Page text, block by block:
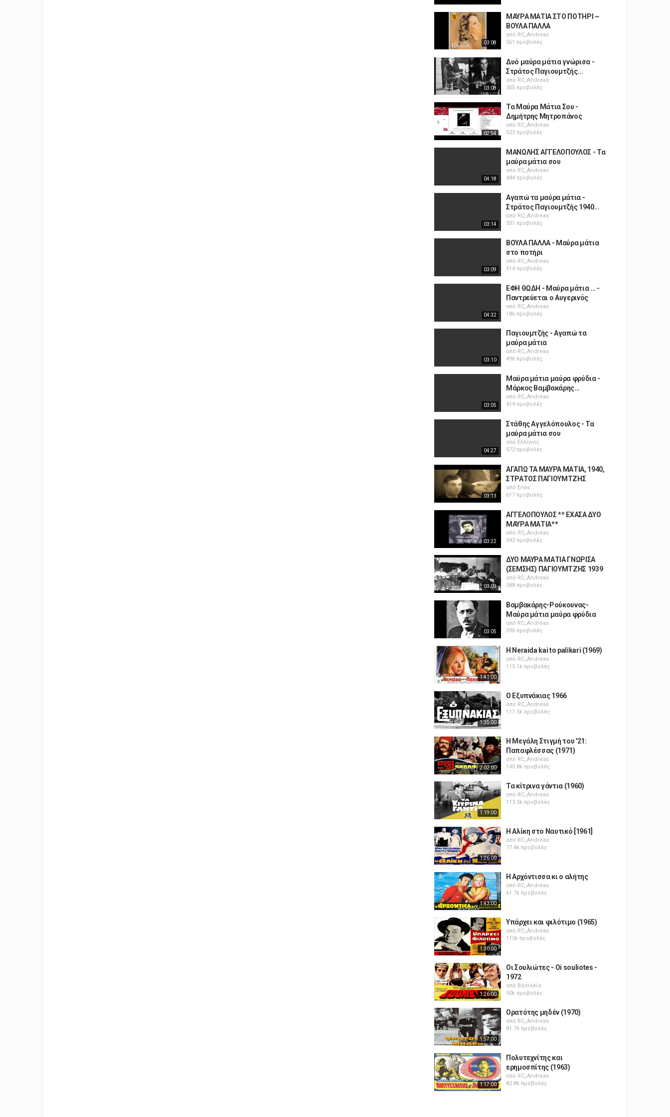
03:08
ΜΑΥΡΑ ΜΑΤΙΑ ΣΤΟ ΠΟΤΗΡΙ ~
ΒΟΥΛΑ ΠΑΛΛΑ
από RC_Andreas
561 προβολές
03:08
Δυό μαύρα μάτια γνώρισα -
Στράτος Παγιουμτζής...
από RC_Andreas
305 προβολές
02:54
Τα Μαύρα Μάτια Σου -
Δημήτρης Μητροπάνος
από RC_Andreas
523 προβολές
04:18
ΜΑΝΩΛΗΣ ΑΓΓΕΛΟΠΟΥΛΟΣ - Τα
μαύρα μάτια σου
από RC_Andreas
484 προβολές
03:14
Αγαπώ τα μαύρα μάτια -
Στράτος Παγιουμτζής 1940...
από RC_Andreas
331 προβολές
03:09
ΒΟΥΛΑ ΠΑΛΛΑ - Μαύρα μάτια
στο ποτήρι
από RC_Andreas
514 προβολές
04:32
ΕΦΗ ΘΩΔΗ - Μαύρα μάτια ... -
Παντρεύεται ο Αυγερινός
από RC_Andreas
186 προβολές
03:10
Παγιουμτζής - Αγαπώ τα
μαύρα μάτια
από RC_Andreas
496 προβολές
03:05
Μαύρα μάτια μαύρα φρύδια -
Mάρκος Βαμβακάρης...
από RC_Andreas
414 προβολές
04:27
Στάθης Αγγελόπουλος - Τα
μαύρα μάτια σου
απόΈλληνας
572 προβολές
03:13
ΑΓΑΠΩ ΤΑ ΜΑΥΡΑ ΜΑΤΙΑ, 1940,
ΣΤΡΑΤΟΣ ΠΑΓΙΟΥΜΤΖΗΣ
από Enas
617 προβολές
03:22
ΑΓΓΕΛΟΠΟΥΛΟΣ ** ΕΧΑΣΑ ΔΥΟ
ΜΑΥΡΑ ΜΑΤΙΑ**
από RC_Andreas
542 προβολές
03:09
ΔΥΟ ΜΑΥΡΑ ΜΑΤΙΑ ΓΝΩΡΙΣΑ
(ΣΕΜΣΗΣ) ΠΑΓΙΟΥΜΤΖΗΣ 1939
από RC_Andreas
588 προβολές
03:05
Βαμβακάρης-Ρούκουνας-
Μαύρα μάτια μαύρα φρύδια
από RC_Andreas
596 προβολές
1:41:00
H Neraida kai to palikari (1969)
από RC_Andreas
115.1k προβολές
1:35:00
Ο Εξυπνάκιας 1966
από RC_Andreas
117.5k προβολές
2:02:00
Η Μεγάλη Στιγμή του '21:
Παπαφλέσσας (1971)
από RC_Andreas
140.8k προβολές
1:19:00
Τα κίτρινα γάντια (1960)
από RC_Andreas
113.5k προβολές
1:26:00
Η Αλίκη στο Ναυτικό [1961]
από RC_Andreas
77.4k προβολές
1:43:00
Η Αρχόντισσα κι ο αλήτης
από RC_Andreas
61.7k προβολές
1:30:00
Υπάρχει και φιλότιμο (1965)
από RC_Andreas
115k προβολές
1:26:00
Οι Σουλιώτες - Oi souliotes -
1972
από Βασιλεία
50k προβολές
1:57:00
Ορατότης μηδέν (1970)
από RC_Andreas
81.7k προβολές
1:17:00
Πολυτεχνίτης και
ερημοσπίτης (1963)
από RC_Andreas
82.8k προβολές